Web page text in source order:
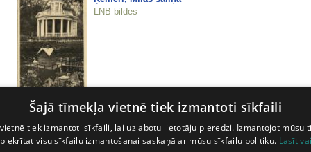
LNB bildes
Ķemeri, Ūdenstornis
LNB bildes
Šajā tīmekļa vietnē tiek izmantoti sīkfaili
tiek izmantoti sīkfaili, lai uzlabotu lietotāju pieredzi. Izmantojot mūsu
visu sīkfailu izmantošanai saskaņā ar mūsu sīkfailu politiku. Lasīt